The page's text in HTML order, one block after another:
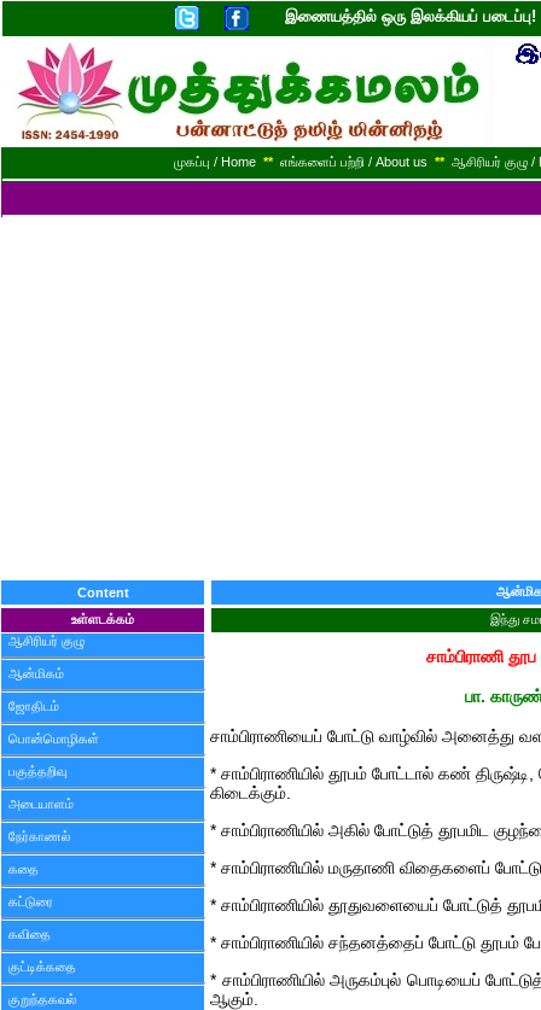
இணையத்தில் ஒரு இலக்கியப்
முகப்பு / Home ** எங்களைப் பற்றி / About us ** ஆசிரியர் குழு
Content
உள்ளடக்கம்
ஆசிரியர் குழு
ஆன்மிகம்
ஜோதிடம்
பொன்மொழிகள்
பகுத்தறிவு
அடையாளம்
நேர்காணல்
கதை
கட்டுரை
கவிதை
குட்டிக்கதை
குறுந்தகவல்
இந்து
சாம்பிராணி
பா.
சாம்பிராணியைப் போட்டு வாழ்வில் அனைத்து
* சாம்பிராணியில் தூபம் போட்டால் கண்
கிடைக்கும்.
* சாம்பிராணியில் அகில் போட்டுத் தூபமிட
* சாம்பிராணியில் மருதாணி விதைகளைப்
* சாம்பிராணியில் தூதுவளையைப் போட்டுத்
* சாம்பிராணியில் சந்தனத்தைப் போட்டு தூபம்
* சாம்பிராணியில் அருகம்புல் பொடியைப்
ஆகும்.